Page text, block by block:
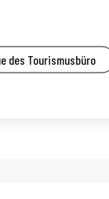
des Tourismusbüro